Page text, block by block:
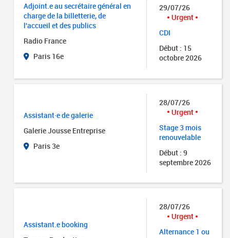
Adjoint.e au secrétaire général en
charge de la billetterie, de
l'accueil et des publics
Radio France
Paris 16e
29/07/26
Urgent
CDI
Début : 15
octobre 2026
Assistant·e de galerie
Galerie Jousse Entreprise
Paris 3e
28/07/26
Urgent
Stage 3 mois
renouvelable
Début : 9
septembre 2026
Assistant.e booking
28/07/26
Urgent
Alternance 1 ou